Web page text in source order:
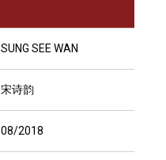
SUNG SEE WAN
宋诗韵
08/2018